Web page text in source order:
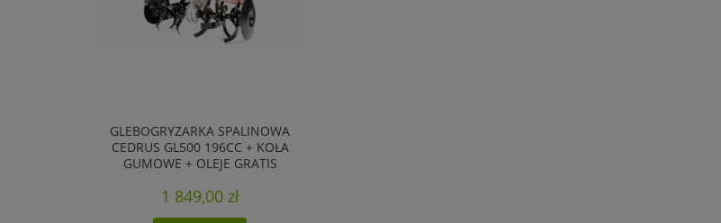
GLEBOGRYZARKA SPALINOWA
CEDRUS GL500 196CC + KOŁA
GUMOWE + OLEJE GRATIS
1 849,00 zł